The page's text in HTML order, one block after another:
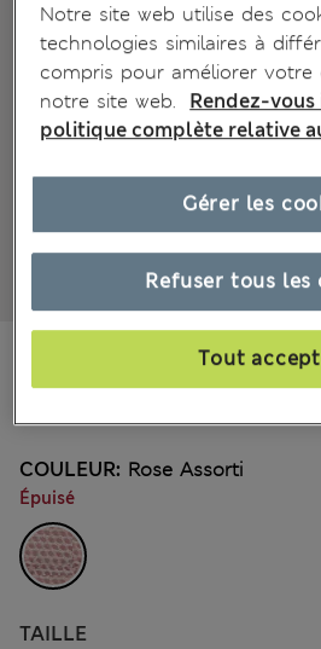
Tous les prix incluent les taxes et les frais
COULEUR: Rose Assorti
Épuisé
TAILLE
Notre site web utilise des
technologies similaires à
compris pour améliorer votre
notre site web.
Rendez-
politique complète relative
Refuser tous les
Tout
Gérer les